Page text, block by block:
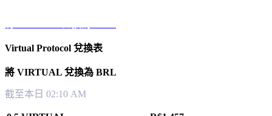
Virtual Protocol 兌換表
將 VIRTUAL 兌換為 BRL
截至本日 02:10 AM